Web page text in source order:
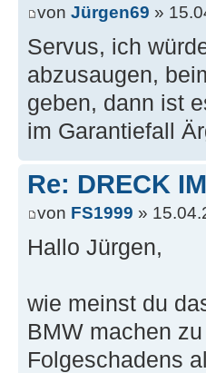
von Jürgen69 »
Servus, ich
abzusaugen,
geben, dann ist
im Garantiefall
Re: DRECK
von FS1999 »
Hallo Jürgen,
wie meinst du
BMW machen
Folgeschadens